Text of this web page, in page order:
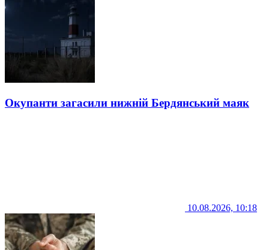
Окупанти загасили нижній Бердянський маяк
10.08.2026, 10:18